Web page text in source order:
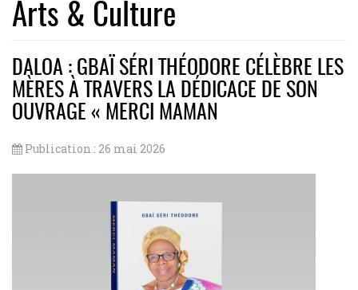
Arts & Culture
DALOA : GBAÏ SÉRI THÉODORE CÉLÈBRE LES
MÈRES À TRAVERS LA DÉDICACE DE SON
OUVRAGE « MERCI MAMAN
Publication : 26 mai 2026